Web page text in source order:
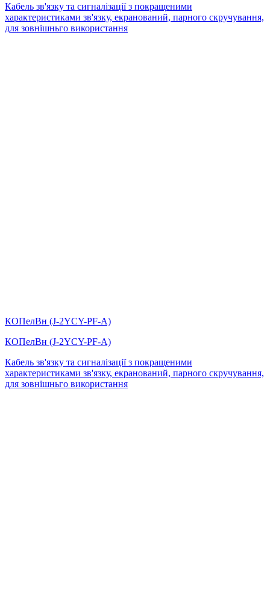
Кабель зв'язку та сигналізації з покращеними
характеристиками зв'язку, екранований, парного скручування,
для зовнішньго використання
КОПелВн (J-2YCY-PF-А)
КОПелВн (J-2YCY-PF-А)
Кабель зв'язку та сигналізації з покращеними
характеристиками зв'язку, екранований, парного скручування,
для зовнішньго використання